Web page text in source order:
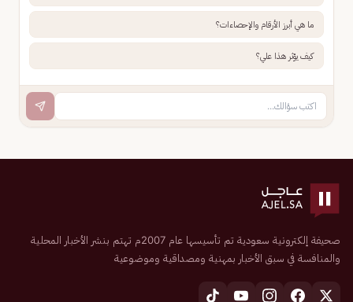
ما هي أبرز الأرقام والإحصاءات؟
كيف يؤثر هذا علي؟
صحيفة إلكترونية سعودية تم تأسيسها عام 2007م تهتم بنشر الأخبار المحلية
والمنافسة في سبق الأخبار بمهنية ومصداقية وموضوعية